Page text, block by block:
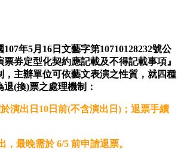
年5月16日文藝字第10710128232號公
券定型化契約應記載及不得記載事項』
，主辦單位可依藝文表演之性質，就四種
(換)票之處理機制：
演出日10日前(不含演出日) ；退票手續
最晚需於 6/5 前申請退票。